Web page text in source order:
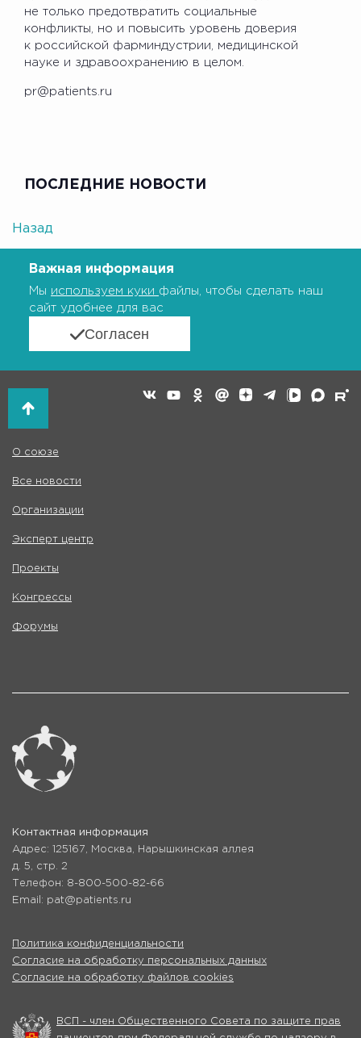
не только предотвратить социальные
конфликты, но и повысить уровень доверия
к российской фарминдустрии, медицинской
науке и здравоохранению в целом.
pr@patients.ru
ПОСЛЕДНИЕ НОВОСТИ
Назад
Важная информация
Мы используем куки файлы, чтобы сделать наш
сайт удобнее для вас
Согласен
О союзе
Все новости
Организации
Эксперт центр
Проекты
Конгрессы
Форумы
Контактная информация
Адрес: 125167, Москва, Нарышкинская аллея
д. 5, стр. 2
Телефон: 8-800-500-82-66
Email: pat@patients.ru
Политика конфиденциальности
Согласие на обработку персональных данных
Согласие на обработку файлов cookies
ВСП - член Общественного Совета по защите прав